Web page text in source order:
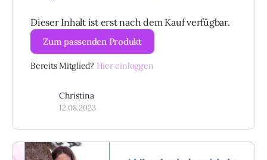
Dieser Inhalt ist erst nach dem Kauf verfügbar.
Zum passenden Produkt
Bereits Mitglied? Hier einloggen
Christina
12.08.2023